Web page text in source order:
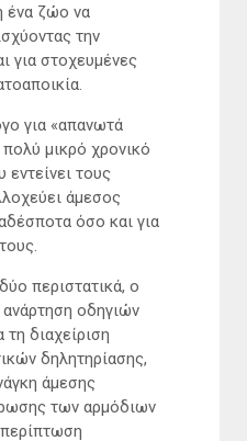
ένα ζώο να
την
για στοχευμένες
για «απανωτά
μικρό χρονικό
τους
άμεσος
όσο και για
περιστατικά, ο
οδηγιών
διαχείριση
δηλητηρίασης,
άμεσης
των αρμόδιων